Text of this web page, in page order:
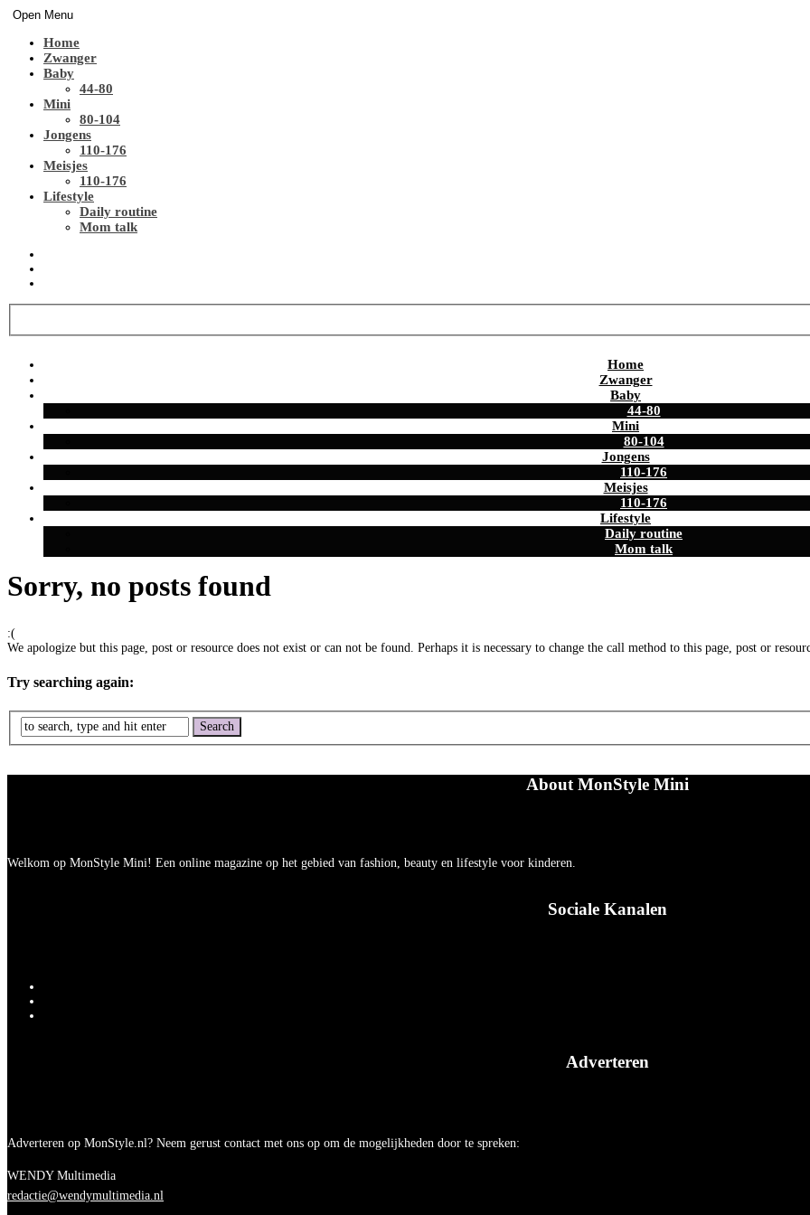
Open Menu
Home
Zwanger
Baby
44-80
Mini
80-104
Jongens
110-176
Meisjes
110-176
Lifestyle
Daily routine
Mom talk
Home
Zwanger
Baby
44-80
Mini
80-104
Jongens
110-176
Meisjes
110-176
Lifestyle
Daily routine
Mom talk
Sorry, no posts found
:(
We apologize but this page, post or resource does not exist or can not be found. Perhaps it is necessary to change the call method to this page, post or
Try searching again:
About MonStyle Mini
Welkom op MonStyle Mini! Een online magazine op het gebied van fashion, beauty en lifestyle voor kinderen.
Sociale Kanalen
Adverteren
Adverteren op MonStyle.nl? Neem gerust contact met ons op om de mogelijkheden door te spreken:
WENDY Multimedia
redactie@wendymultimedia.nl